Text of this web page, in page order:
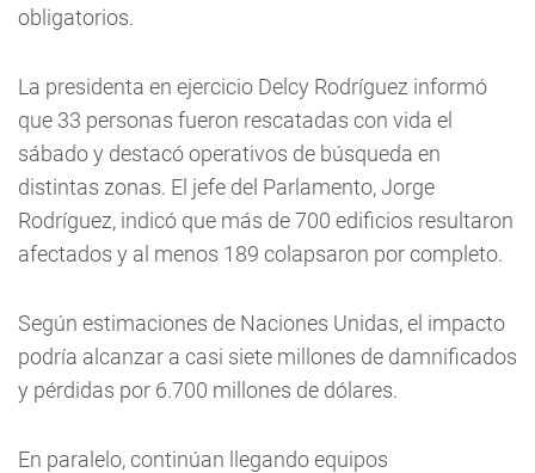
obligatorios.
La presidenta en ejercicio Delcy Rodríguez informó
que 33 personas fueron rescatadas con vida el
sábado y destacó operativos de búsqueda en
distintas zonas. El jefe del Parlamento, Jorge
Rodríguez, indicó que más de 700 edificios resultaron
afectados y al menos 189 colapsaron por completo.
Según estimaciones de Naciones Unidas, el impacto
podría alcanzar a casi siete millones de damnificados
y pérdidas por 6.700 millones de dólares.
En paralelo, continúan llegando equipos